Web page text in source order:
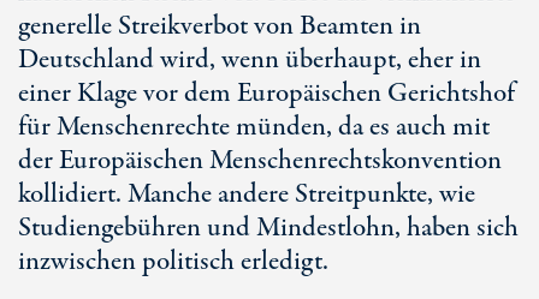
generelle Streikverbot von Beamten in
Deutschland wird, wenn überhaupt, eher in
einer Klage vor dem Europäischen Gerichtshof
für Menschenrechte münden, da es auch mit
der Europäischen Menschenrechtskonvention
kollidiert. Manche andere Streitpunkte, wie
Studiengebühren und Mindestlohn, haben sich
inzwischen politisch erledigt.